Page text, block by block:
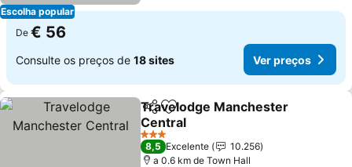
Escolha popular
De € 56
Consulte os preços de 18 sites Ver preços
PartilharAdicionar aos favoritos
Travelodge Manchester
Central
3 Estrelas
8,5 Excelente
10.256
a 0.6 km de Town Hall